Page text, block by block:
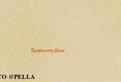
Εμφάνιση όλων
@PELLA